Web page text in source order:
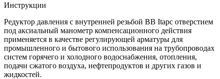
Инструкции
Редуктор давления с внутренней резьбой BB Itapс отверстием
под аксиальный манометр компенсационного действия
применяется в качестве регулирующей арматуры для
промышленного и бытового использования на трубопроводах
систем горячего и холодного водоснабжения, отопления,
подачи сжатого воздуха, нефтепродуктов и других газов и
жидкостей.